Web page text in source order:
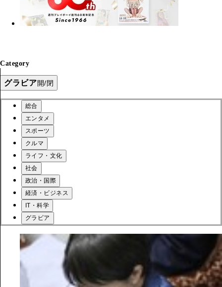
Category
グラビア開/閉
総合
エンタメ
スポーツ
クルマ
ライフ・文化
社会
政治・国際
経済・ビジネス
IT・科学
グラビア